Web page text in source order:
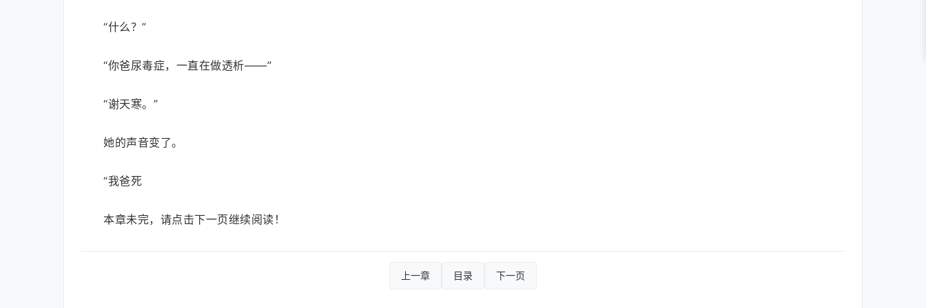
“什么？”
“你爸尿毒症，一直在做透析——”
“谢天寒。”
她的声音变了。
“我爸死
本章未完，请点击下一页继续阅读！
上一章 目录 下一页